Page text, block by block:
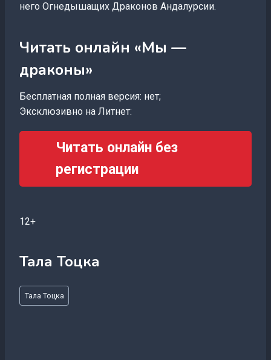
него Огнедышащих Драконов Андалурсии.
Читать онлайн «Мы —
драконы»
Бесплатная полная версия: нет;
Эксклюзивно на Литнет:
Читать онлайн без
регистрации
12+
Тала Тоцка
Метки
записи:
Тала Тоцка